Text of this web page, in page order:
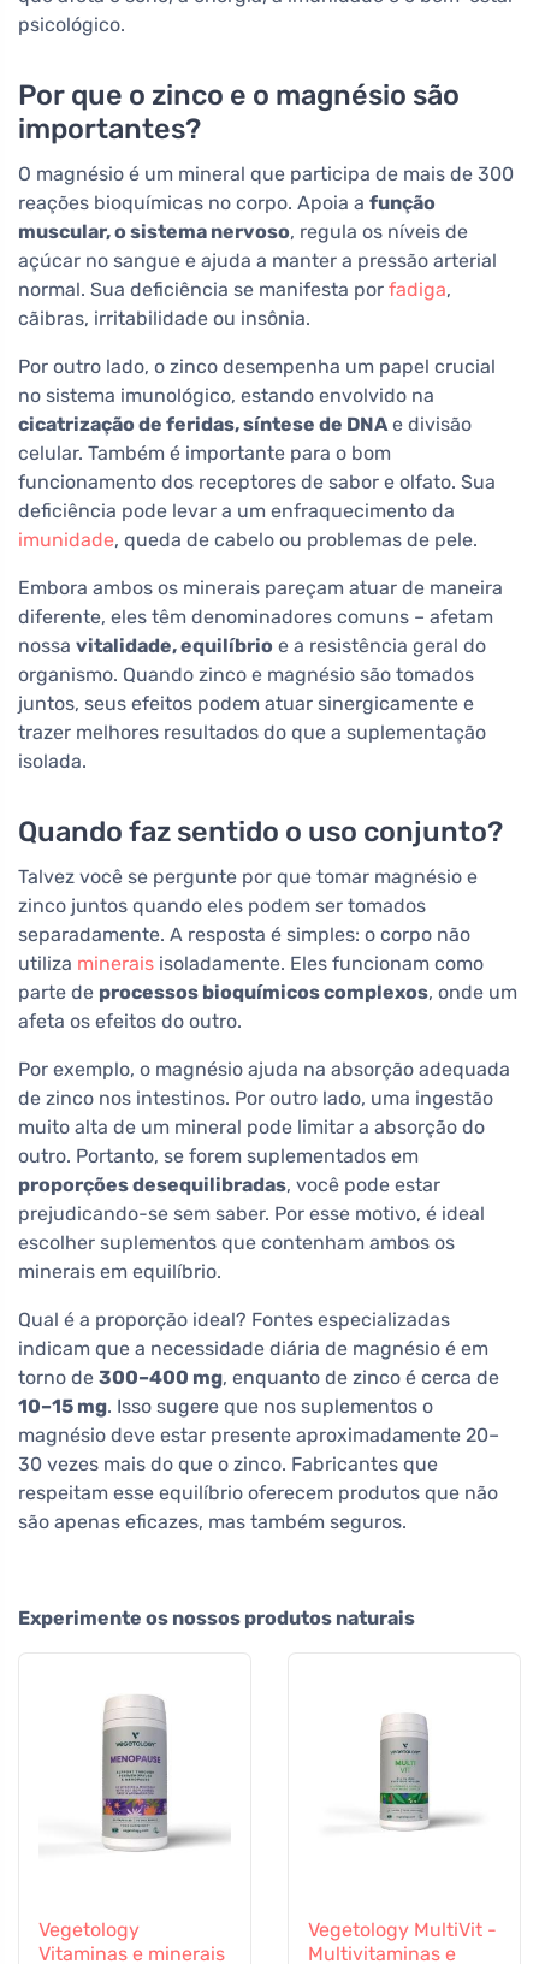
psicológico.
Por que o zinco e o magnésio são
importantes?
O magnésio é um mineral que participa de mais de 300
reações bioquímicas no corpo. Apoia a função
muscular, o sistema nervoso, regula os níveis de
açúcar no sangue e ajuda a manter a pressão arterial
normal. Sua deficiência se manifesta por fadiga,
cãibras, irritabilidade ou insônia.
Por outro lado, o zinco desempenha um papel crucial
no sistema imunológico, estando envolvido na
cicatrização de feridas, síntese de DNAe divisão
celular. Também é importante para o bom
funcionamento dos receptores de sabor e olfato. Sua
deficiência pode levar a um enfraquecimento da
imunidade, queda de cabelo ou problemas de pele.
Embora ambos os minerais pareçam atuar de maneira
diferente, eles têm denominadores comuns – afetam
nossa vitalidade, equilíbrio e a resistência geral do
organismo. Quando zinco e magnésio são tomados
juntos, seus efeitos podem atuar sinergicamente e
trazer melhores resultados do que a suplementação
isolada.
Quando faz sentido o uso conjunto?
Talvez você se pergunte por que tomar magnésio e
zinco juntos quando eles podem ser tomados
separadamente. A resposta é simples: o corpo não
utiliza minerais isoladamente. Eles funcionam como
parte de processos bioquímicos complexos, onde um
afeta os efeitos do outro.
Por exemplo, o magnésio ajuda na absorção adequada
de zinco nos intestinos. Por outro lado, uma ingestão
muito alta de um mineral pode limitar a absorção do
outro. Portanto, se forem suplementados em
proporções desequilibradas, você pode estar
prejudicando-se sem saber. Por esse motivo, é ideal
escolher suplementos que contenham ambos os
minerais em equilíbrio.
Qual é a proporção ideal? Fontes especializadas
indicam que a necessidade diária de magnésio é em
torno de 300–400 mg, enquanto de zinco é cerca de
10–15 mg. Isso sugere que nos suplementos o
magnésio deve estar presente aproximadamente 20–
30 vezes mais do que o zinco. Fabricantes que
respeitam esse equilíbrio oferecem produtos que não
são apenas eficazes, mas também seguros.
Experimente os nossos produtos naturais
Vegetology
Vitaminas e minerais
Vegetology MultiVit -
Multivitaminas e